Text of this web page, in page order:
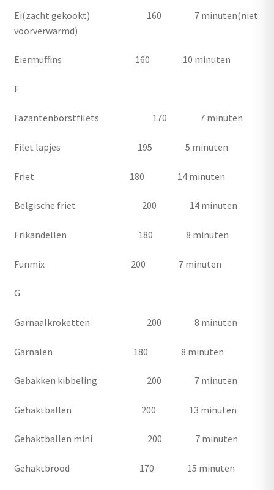
Ei(zacht gekookt) 160 7 minuten(niet
voorverwarmd)
Eiermuffins 160 10 minuten
F
Fazantenborstfilets 170 7 minuten
Filet lapjes 195 5 minuten
Friet 180 14 minuten
Belgische friet 200 14 minuten
Frikandellen 180 8 minuten
Funmix 200 7 minuten
G
Garnaalkroketten 200 8 minuten
Garnalen 180 8 minuten
Gebakken kibbeling 200 7 minuten
Gehaktballen 200 13 minuten
Gehaktballen mini 200 7 minuten
Gehaktbrood 170 15 minuten